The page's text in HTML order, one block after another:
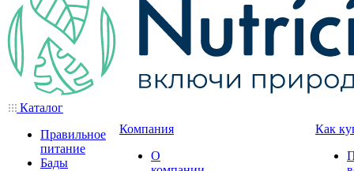
Каталог
Правильное
питание
Бады
Компания
О
Как